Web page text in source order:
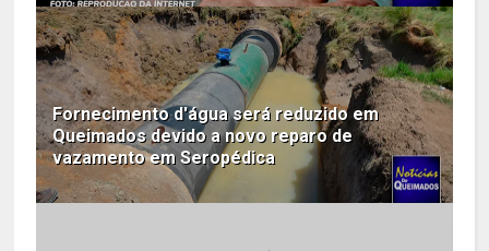
Fornecimento d'água será reduzido em
Queimados devido a novo reparo de
vazamento em Seropédica